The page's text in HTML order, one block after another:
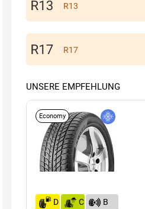
R13
R17
UNSERE EMPFEHLUNG
Economy
D C
B